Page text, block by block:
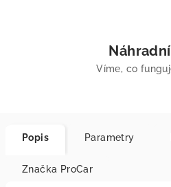
Víme, co
Popis Parametry
Značka ProCar